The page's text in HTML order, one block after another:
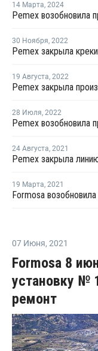
14 Марта, 2024
Pemex возобновила
30 Ноября, 2022
19 Августа, 2022
28 Июля, 2022
24 Августа, 2021
19 Марта, 2021
07 Июня, 2021
Formosa 8
установку №
ремонт